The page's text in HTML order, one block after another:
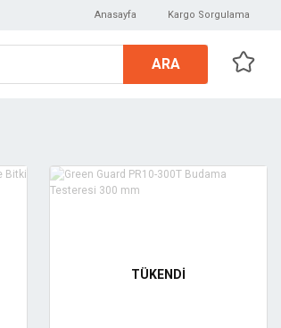
Anasayfa Kargo Sorgulama
ARA
TÜKENDİ